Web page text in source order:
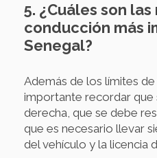
5. ¿Cuáles son
conducción más
Senegal?
Además de los límites
importante recordar que
derecha, que se debe
que es necesario llevar
del vehículo y la licencia